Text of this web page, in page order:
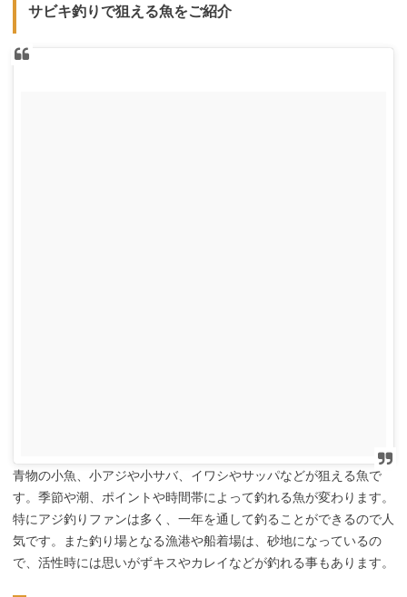
サビキ釣りで狙える魚をご紹介
青物の小魚、小アジや小サバ、イワシやサッパなどが狙える魚で
す。季節や潮、ポイントや時間帯によって釣れる魚が変わります。
特にアジ釣りファンは多く、一年を通して釣ることができるので人
気です。また釣り場となる漁港や船着場は、砂地になっているの
で、活性時には思いがずキスやカレイなどが釣れる事もあります。